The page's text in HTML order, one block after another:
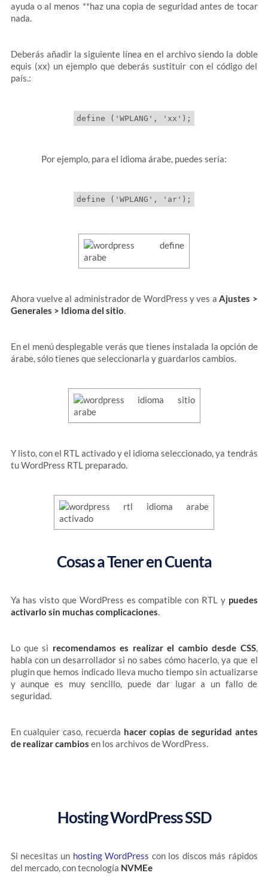
ayuda o al menos **haz una copia de seguridad antes de tocar
nada.
Deberás añadir la siguiente línea en el archivo siendo la doble
equis (xx) un ejemplo que deberás sustituir con el código del
país.:
Por ejemplo, para el idioma árabe, puedes sería:
Ahora vuelve al administrador de WordPress y ves aAjustes >
Generales > Idioma del sitio.
En el menú desplegable verás que tienes instalada la opción de
árabe, sólo tienes que seleccionarla y guardarlos cambios.
Y listo, con el RTL activado y el idioma seleccionado, ya tendrás
tu WordPress RTL preparado.
Cosas a Tener en Cuenta
Ya has visto que WordPress es compatible con RTL y puedes
activarlo sin muchas complicaciones.
Lo que si recomendamos es realizar el cambio desde CSS,
habla con un desarrollador si no sabes cómo hacerlo, ya que el
plugin que hemos indicado lleva mucho tiempo sin actualizarse
y aunque es muy sencillo, puede dar lugar a un fallo de
seguridad.
En cualquier caso, recuerda hacer copias de seguridad antes
de realizar cambios en los archivos de WordPress.
Hosting WordPress SSD
Si necesitas un hosting WordPress con los discos más rápidos
del mercado, con tecnología NVMEe